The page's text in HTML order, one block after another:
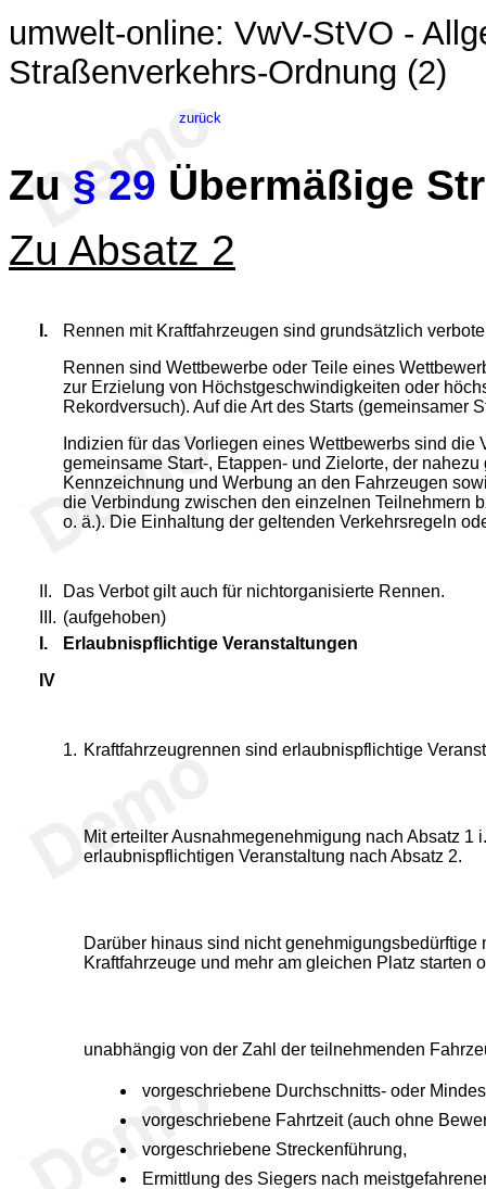
umwelt-online: VwV-StVO -
Straßenverkehrs-Ordnung (2)
zurück
Zu § 29 Übermäßige
Zu Absatz 2
I.
Rennen mit Kraftfahrzeugen sind grundsätzlich
Rennen sind Wettbewerbe oder Teile eines
zur Erzielung von Höchstgeschwindigkeiten oder
Rekordversuch). Auf die Art des Starts (gemeinsamer
Indizien für das Vorliegen eines Wettbewerbs sind
gemeinsame Start-, Etappen- und Zielorte, der
Kennzeichnung und Werbung an den Fahrzeugen
die Verbindung zwischen den einzelnen Teilnehmern
o. ä.). Die Einhaltung der geltenden Verkehrsregeln
II.
Das Verbot gilt auch für nichtorganisierte Rennen.
III. (aufgehoben)
I.
IV
Erlaubnispflichtige Veranstaltungen
1. Kraftfahrzeugrennen sind erlaubnispflichtige
Mit erteilter Ausnahmegenehmigung nach Absatz 1
erlaubnispflichtigen Veranstaltung nach Absatz 2.
Darüber hinaus sind nicht
Kraftfahrzeuge und mehr am gleichen Platz starten
unabhängig von der Zahl der teilnehmenden
vorgeschriebene Durchschnitts- oder
vorgeschriebene Fahrtzeit (auch ohne
vorgeschriebene Streckenführung,
Ermittlung des Siegers nach